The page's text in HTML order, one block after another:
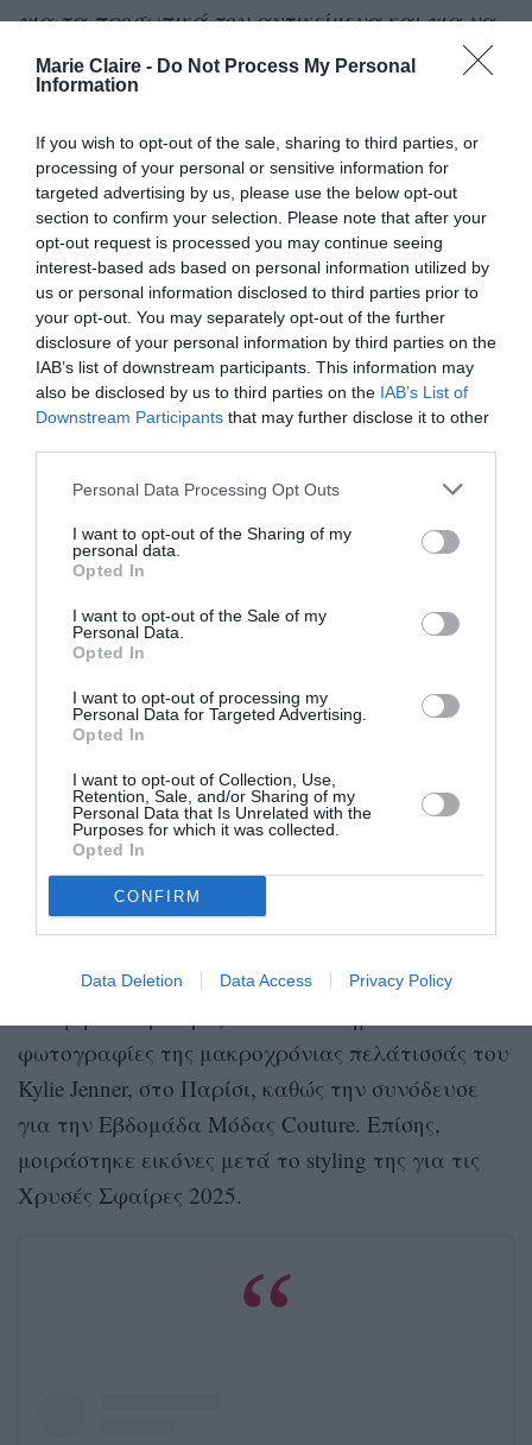
Marie Claire - Do Not Process My Personal
Information
If you wish to opt-out of the sale, sharing to third parties, or
processing of your personal or sensitive information for
targeted advertising by us, please use the below opt-out
section to confirm your selection. Please note that after your
opt-out request is processed you may continue seeing
interest-based ads based on personal information utilized by
us or personal information disclosed to third parties prior to
your opt-out. You may separately opt-out of the further
disclosure of your personal information by third parties on the
IAB’s list of downstream participants. This information may
also be disclosed by us to third parties on the IAB’s List of
Downstream Participants that may further disclose it to other
Personal Data Processing Opt Outs
I want to opt-out of the Sharing of my
personal data.
Opted In
I want to opt-out of the Sale of my
Personal Data.
Opted In
I want to opt-out of processing my
Personal Data for Targeted Advertising.
Opted In
I want to opt-out of Collection, Use,
Retention, Sale, and/or Sharing of my
Personal Data that Is Unrelated with the
Purposes for which it was collected.
Opted In
CONFIRM
Data Deletion Data Access Privacy Policy
για τα προσωπικά του αντικείμενα και για να
τον φέρει στο σπίτι του στο Χιούστον»,
κατέληξε.
Από τις 23 Φεβρουαρίου, η σελίδα GoFundMe
έχει συγκεντρώσει πάνω από 60.000 δολάρια
από τον στόχο των 80.000 δολαρίων. Η αιτία
θανάτου του Guerrero δεν έχει γίνει ακόμη
γνωστή. Στις 3 Φεβρουαρίου, ο Guerrero έκανε
την τελευταία του ανάρτηση στοInstagram,
μοιραζόμενος φωτογραφίες της Kali Uchis μετά
φωτογραφίες της μακροχρόνιας πελάτισσάς του
Kylie Jenner, στο Παρίσι, καθώς την συνόδευσε
για την Εβδομάδα Μόδας Couture. Επίσης,
μοιράστηκε εικόνες μετά το styling της για τις
Χρυσές Σφαίρες 2025.